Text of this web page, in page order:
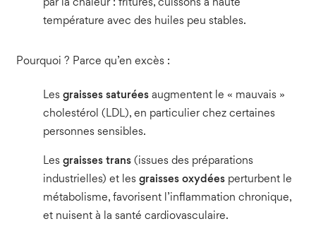
par la chaleur : fritures, cuissons à haute
température avec des huiles peu stables.
Pourquoi ? Parce qu’en excès :
Les graisses saturéesaugmentent le « mauvais »
cholestérol (LDL), en particulier chez certaines
personnes sensibles.
Les graisses trans(issues des préparations
industrielles) et les graisses oxydéesperturbent le
métabolisme, favorisent l’inflammation chronique,
et nuisent à la santé cardiovasculaire.